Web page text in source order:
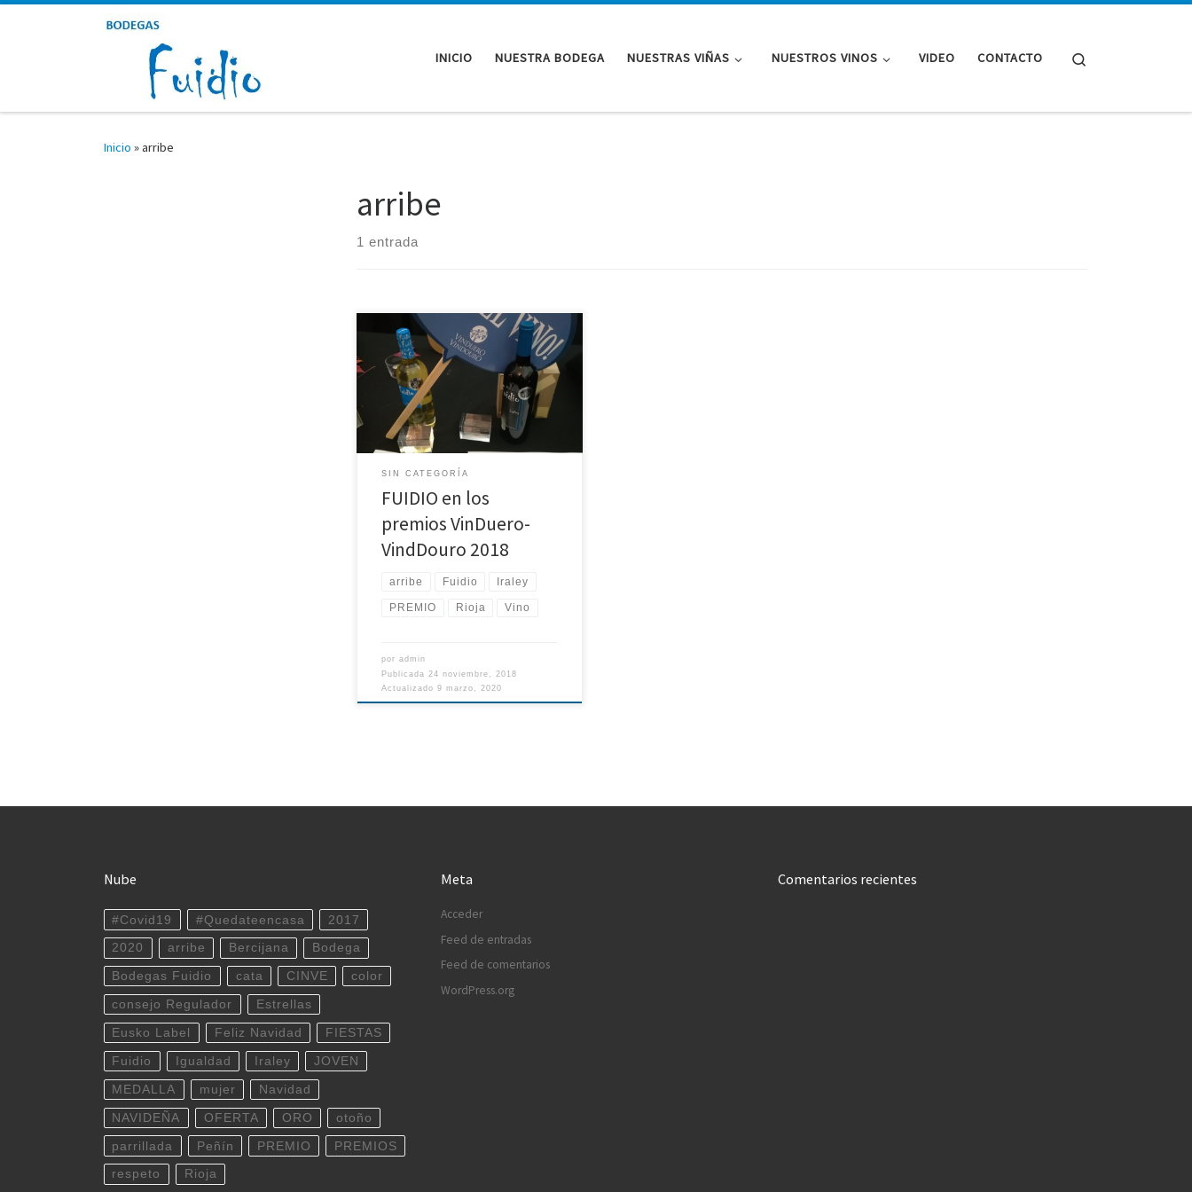
Saltar al contenido
INICIO NUESTRA BODEGA NUESTRAS VIÑAS NUESTROS VINOS VIDEO CONTACTO
Inicio »arribe
arribe
1 entrada
Hemos vuelto a Pinhel (Portugal),
para recoger los premios que han
conseguido Fuidio blanco 2017 y
Fuidio Iraley 2015 en la gala de los
Premios Vinduero Vindouro. Gracias a
la organización por tan magnífica
velada. Agradecer también a todos
otra para conseguir […]
SIN CATEGORÍA
FUIDIO en los
premios VinDuero-
VindDouro 2018
arribe Fuidio Iraley
PREMIO Rioja Vino
poradmin
Publicada24 noviembre, 2018
Actualizado9 marzo, 2020
Nube
#Covid19 #Quedateencasa 2017
2020 arribe Bercijana Bodega
Bodegas Fuidio cata CINVE color
consejo Regulador Estrellas
Eusko Label Feliz Navidad FIESTAS
Fuidio Igualdad Iraley JOVEN
MEDALLA mujer Navidad
NAVIDEÑA OFERTA ORO otoño
parrillada Peñín PREMIO PREMIOS
respeto Rioja
Meta
Acceder
Feed de entradas
Feed de comentarios
WordPress.org
Comentarios recientes